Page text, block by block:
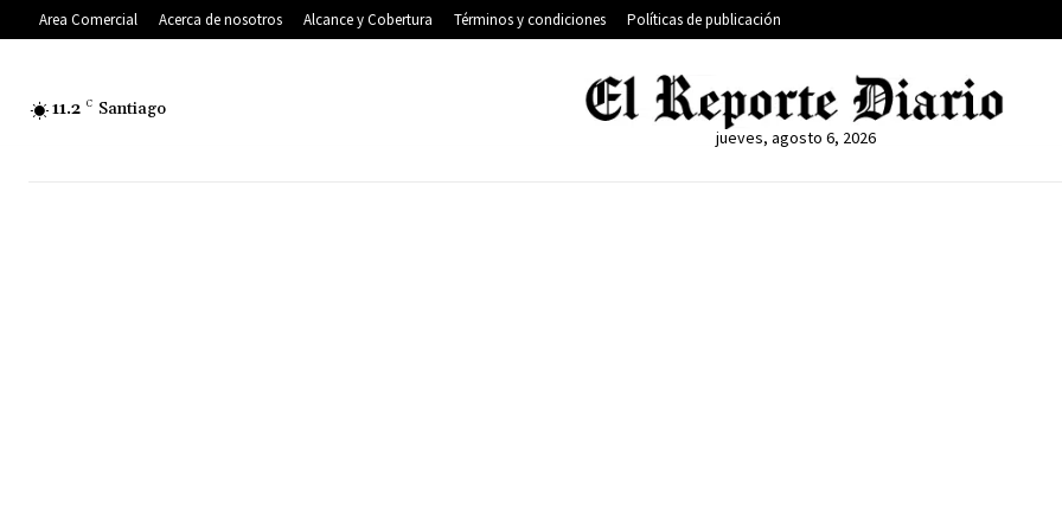
Area Comercial Acerca de nosotros Alcance y Cobertura Términos y condiciones Políticas de publicación
11.2 C Santiago
jueves, agosto 6, 2026